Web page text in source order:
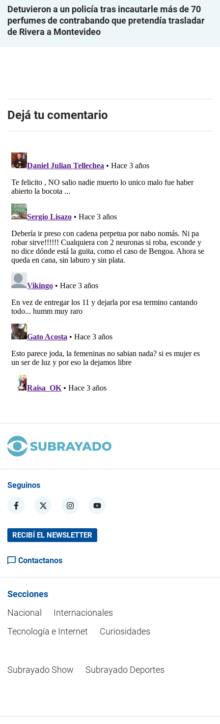
Detuvieron a un policía tras incautarle más de 70
perfumes de contrabando que pretendía trasladar
de Rivera a Montevideo
Dejá tu comentario
Seguinos
RECIBÍ EL NEWSLETTER
Contactanos
Secciones
Nacional
Internacionales
Tecnología e Internet
Curiosidades
Subrayado Show Subrayado Deportes